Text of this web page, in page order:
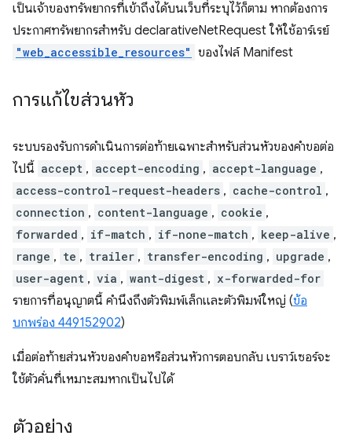
เป็นเจ้าของทรัพยากรที่เข้าถึงได้บนเว็บที่ระบุไว้ก็ตาม หากต้องการ
ประกาศทรัพยากรสำหรับ declarativeNetRequest ให้ใช้อาร์เรย์
"web_accessible_resources" ของไฟล์ Manifest
การแก้ไขส่วนหัว
ระบบรองรับการดำเนินการต่อท้ายเฉพาะสำหรับส่วนหัวของคำขอต่อ
ไปนี้ accept , accept-encoding , accept-language ,
access-control-request-headers , cache-control ,
connection , content-language , cookie ,
forwarded , if-match , if-none-match , keep-alive ,
range , te , trailer , transfer-encoding , upgrade ,
user-agent , via , want-digest , x-forwarded-for
รายการที่อนุญาตนี้ คำนึงถึงตัวพิมพ์เล็กและตัวพิมพ์ใหญ่ (ข้อ
บกพร่อง 449152902)
เมื่อต่อท้ายส่วนหัวของคำขอหรือส่วนหัวการตอบกลับ เบราว์เซอร์จะ
ใช้ตัวคั่นที่เหมาะสมหากเป็นไปได้
ตัวอย่าง